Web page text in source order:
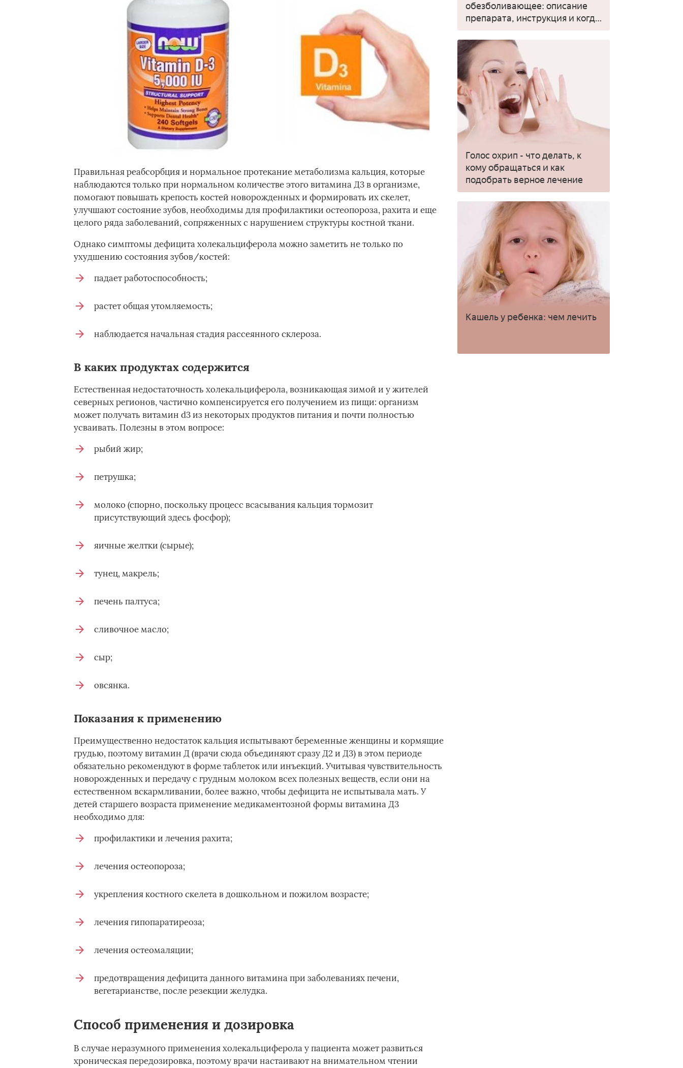
Правильная реабсорбция и нормальное протекание метаболизма кальция, которые
наблюдаются только при нормальном количестве этого витамина Д3 в организме,
помогают повышать крепость костей новорожденных и формировать их скелет,
улучшают состояние зубов, необходимы для профилактики остеопороза, рахита и еще
целого ряда заболеваний, сопряженных с нарушением структуры костной ткани.
Однако симптомы дефицита холекальциферола можно заметить не только по
ухудшению состояния зубов/костей:
падает работоспособность;
растет общая утомляемость;
наблюдается начальная стадия рассеянного склероза.
В каких продуктах содержится
Естественная недостаточность холекальциферола, возникающая зимой и у жителей
северных регионов, частично компенсируется его получением из пищи: организм
может получать витамин d3 из некоторых продуктов питания и почти полностью
усваивать. Полезны в этом вопросе:
рыбий жир;
петрушка;
молоко (спорно, поскольку процесс всасывания кальция тормозит
присутствующий здесь фосфор);
яичные желтки (сырые);
тунец, макрель;
печень палтуса;
сливочное масло;
сыр;
овсянка.
Показания к применению
Преимущественно недостаток кальция испытывают беременные женщины и кормящие
грудью, поэтому витамин Д (врачи сюда объединяют сразу Д2 и Д3) в этом периоде
обязательно рекомендуют в форме таблеток или инъекций. Учитывая чувствительность
новорожденных и передачу с грудным молоком всех полезных веществ, если они на
естественном вскармливании, более важно, чтобы дефицита не испытывала мать. У
детей старшего возраста применение медикаментозной формы витамина Д3
необходимо для:
профилактики и лечения рахита;
лечения остеопороза;
укрепления костного скелета в дошкольном и пожилом возрасте;
лечения гипопаратиреоза;
лечения остеомаляции;
предотвращения дефицита данного витамина при заболеваниях печени,
вегетарианстве, после резекции желудка.
Способ применения и дозировка
В случае неразумного применения холекальциферола у пациента может развиться
хроническая передозировка, поэтому врачи настаивают на внимательном чтении
обезболивающее: описание
препарата, инструкция и когда
применять
Голос охрип - что делать, к
кому обращаться и как
подобрать верное лечение
Кашель у ребенка: чем лечить